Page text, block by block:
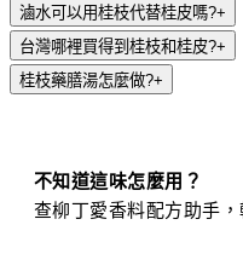
滷水可以用桂枝代替桂皮嗎?+
台灣哪裡買得到桂枝和桂皮?+
桂枝藥膳湯怎麼做?+
不知道這味怎麼用？
查柳丁愛香料配方助手，